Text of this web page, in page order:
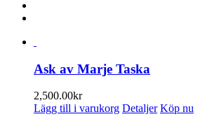
Ask av Marje Taska
2,500.00kr
Lägg till i varukorg Detaljer Köp nu